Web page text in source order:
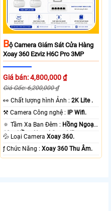
BỘ Camera Giám Sát Cửa Hàng
Xoay 360 Ezviz H6C Pro 3MP
Giá bán: 4,800,000 ₫
Giá Gốc: 6,200,000 ₫
️👀 Chất lượng hình Ảnh :2K Lite .
⚒ Camera Công nghệ :
IP Wifi.
🔅 Tầm Xa Ban Đêm : Hồng Ngoại
10m Hồng Ngoại Smart IR.
💦 Loại CameraXoay 360.
️ƒ Chức Năng :Xoay 360 Thu Âm.